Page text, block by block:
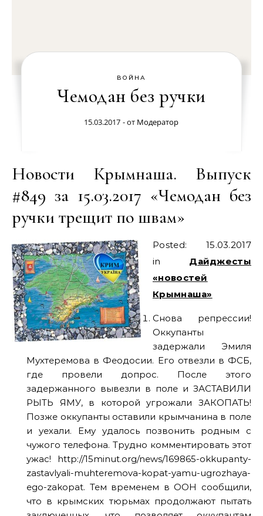
ВОЙНА
Чемодан без ручки
15.03.2017 - от Модератор
Новости Крымнаша. Выпуск
#849 за 15.03.2017 «Чемодан без
ручки трещит по швам»
Posted: 15.03.2017
in Дайджесты
«новостей
Крымнаша»
Снова репрессии!
Оккупанты
задержали Эмиля
Мухтеремова в Феодосии. Его отвезли в ФСБ,
где провели допрос. После этого
задержанного вывезли в поле и ЗАСТАВИЛИ
РЫТЬ ЯМУ, в которой угрожали ЗАКОПАТЬ!
Позже оккупанты оставили крымчанина в поле
и уехали. Ему удалось позвонить родным с
чужого телефона. Трудно комментировать этот
ужас! http://15minut.org/news/169865-okkupanty-
zastavlyali-muhteremova-kopat-yamu-ugrozhaya-
ego-zakopat. Тем временем в ООН сообщили,
что в крымских тюрьмах продолжают пытать